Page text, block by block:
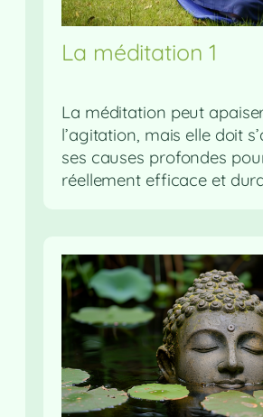
La méditation 1
La méditation peut
l’agitation, mais elle doit
ses causes profondes
réellement efficace et